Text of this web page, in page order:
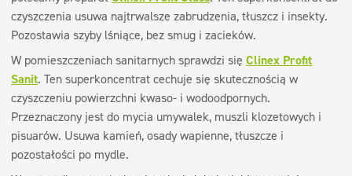
czyszczenia usuwa najtrwalsze zabrudzenia, tłuszcz i insekty.
Pozostawia szyby lśniące, bez smug i zacieków.
W pomieszczeniach sanitarnych sprawdzi się Clinex Profit
Sanit. Ten superkoncentrat cechuje się skutecznością w
czyszczeniu powierzchni kwaso- i wodoodpornych.
Przeznaczony jest do mycia umywalek, muszli klozetowych i
pisuarów. Usuwa kamień, osady wapienne, tłuszcze i
pozostałości po mydle.